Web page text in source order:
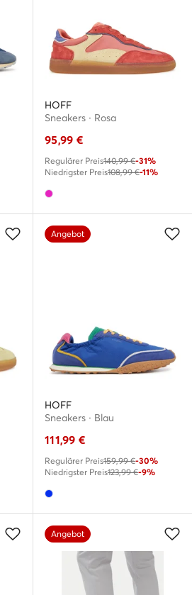
HOFF
Sneakers · Rosa
95,99 €
Regulärer Preis140,99 €-31%
Niedrigster Preis108,99 €-11%
Angebot
HOFF
Sneakers · Blau
111,99 €
Regulärer Preis159,99 €-30%
Niedrigster Preis123,99 €-9%
Angebot